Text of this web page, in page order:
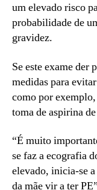
um elevado risco
probabilidade de
gravidez.
Se este exame der
medidas para
como por
toma de aspirina
“É muito
se faz a ecografia
elevado, inicia-se
da mãe vir a ter